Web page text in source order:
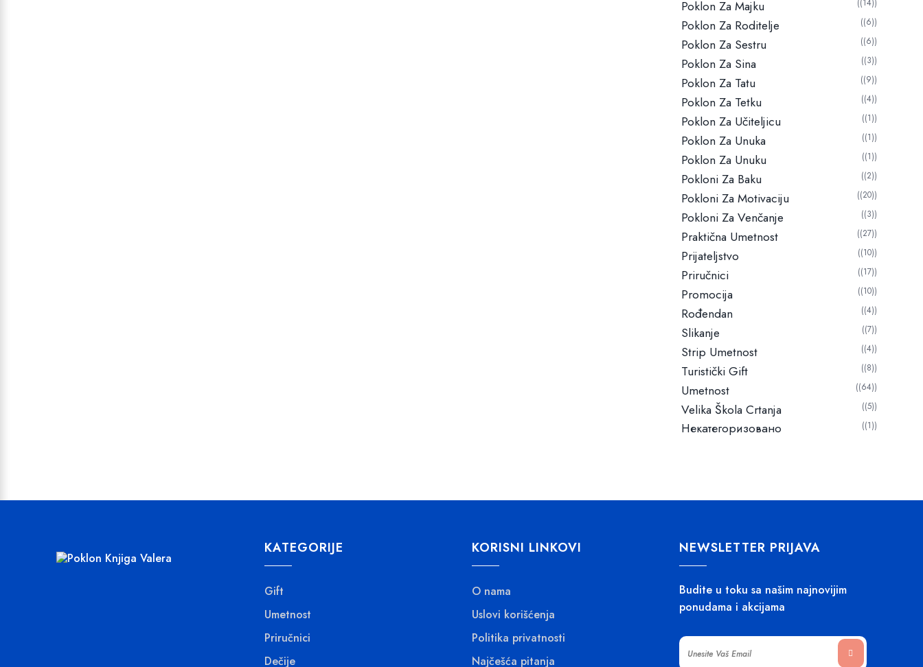
Poklon Za Majku (14)
Poklon Za Roditelje (6)
Poklon Za Sestru (6)
Poklon Za Sina (3)
Poklon Za Tatu (9)
Poklon Za Tetku (4)
Poklon Za Učiteljicu (1)
Poklon Za Unuka (1)
Poklon Za Unuku (1)
Pokloni Za Baku (2)
Pokloni Za Motivaciju (20)
Pokloni Za Venčanje (3)
Praktična Umetnost (27)
Prijateljstvo (10)
Priručnici (17)
Promocija (10)
Rođendan (4)
Slikanje (7)
Strip Umetnost (4)
Turistički Gift (8)
Umetnost (64)
Velika Škola Crtanja (5)
Некатегоризовано (1)
KATEGORIJE
Gift
Umetnost
Priručnici
Dečije
KORISNI LINKOVI
O nama
Uslovi korišćenja
Politika privatnosti
Najčešća pitanja
NEWSLETTER PRIJAVA
Budite u toku sa našim najnovijim
ponudama i akcijama